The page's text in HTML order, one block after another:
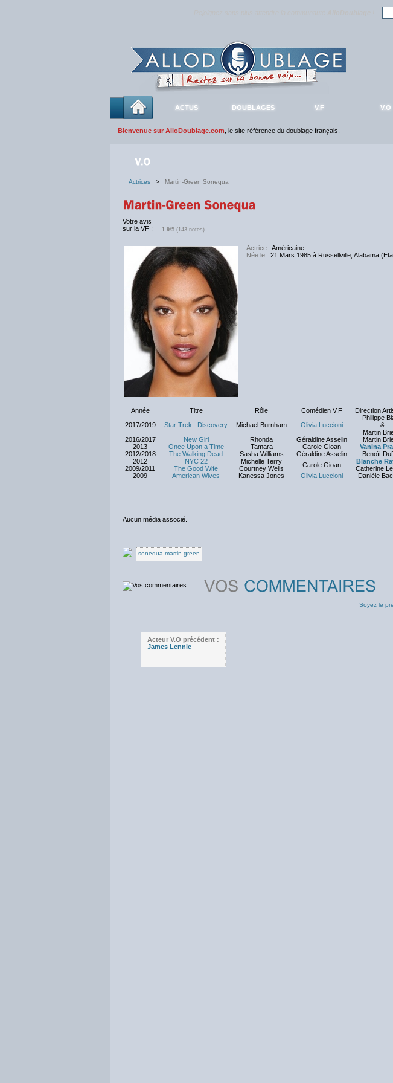
ACTUS DOUBLAGES V.F V.O
Bienvenue sur AlloDoublage.com , le site référence du doublage français.
Actrices > Martin-Green Sonequa
Votre avis
sur la VF :
1.9/5 (143 notes)
Actrice : Américaine
Née le : 21 Mars 1985 à Russellville, Alabama
Année Titre Rôle Comédien V.F Direction
2017/2019
Star Trek : Discovery Michael Burnham Olivia Luccioni
Philippe
&
Martin
2016/2017
New Girl Rhonda Géraldine Asselin Martin
2013 Once Upon a Time Tamara Carole Gioan
Vanina
2012/2018
The Walking Dead Sasha Williams Géraldine Asselin Benoît
2012
NYC 22 Michelle Terry Carole Gioan Blanche
2009/2011 The Good Wife Courtney Wells
Catherine
2009
American Wives Kanessa Jones Olivia Luccioni Danièle
Aucun média associé.
sonequa martin-green
Soyez le
Acteur V.O précédent :
James Lennie